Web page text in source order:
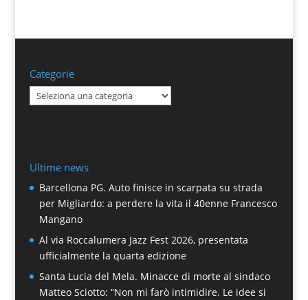
Categorie
Categorie
Ultime news
Barcellona PG. Auto finisce in scarpata su strada
per Migliardo: a perdere la vita il 40enne Francesco
Mangano
Al via Roccalumera Jazz Fest 2026, presentata
ufficialmente la quarta edizione
Santa Lucia del Mela. Minacce di morte al sindaco
Matteo Sciotto: “Non mi farò intimidire. Le idee si